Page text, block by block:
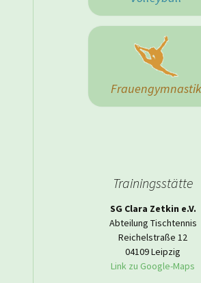
Frauengymnastik
Trainingsstätte
SG Clara Zetkin e.V.
Abteilung Tischtennis
Reichelstraße 12
04109 Leipzig
Link zu Google-Maps